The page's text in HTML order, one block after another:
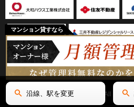
マンション貸すなら
Copyright(C) リミテッド名古屋 All
沿線、駅を変更